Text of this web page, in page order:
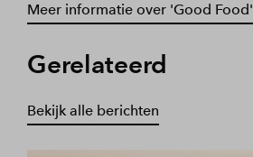
Meer informatie over 'Good Food'
Gerelateerd
Bekijk alle berichten